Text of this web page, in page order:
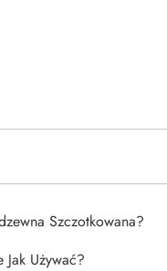
Szczotkowana?
Używać?